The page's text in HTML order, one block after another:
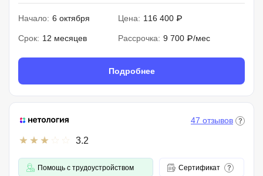
Начало: 6 октября Цена: 116 400 ₽
Срок: 12 месяцев Рассрочка: 9 700 ₽/мес
Подробнее
3.2
47 отзывов
Помощь с трудоустройством Сертификат